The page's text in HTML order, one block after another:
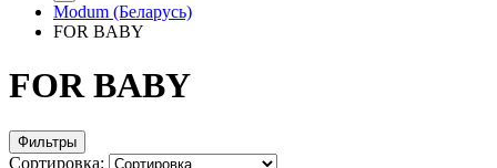
Modum (Беларусь)
FOR BABY
FOR BABY
Фильтры
Сортировка: